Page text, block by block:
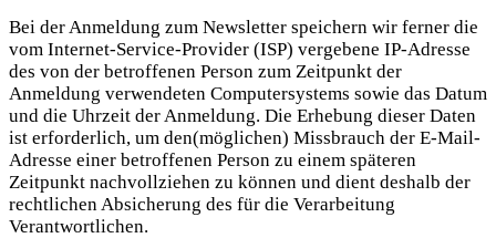
Bei der Anmeldung zum Newsletter speichern wir ferner die
vom Internet-Service-Provider (ISP) vergebene IP-Adresse
des von der betroffenen Person zum Zeitpunkt der
Anmeldung verwendeten Computersystems sowie das Datum
und die Uhrzeit der Anmeldung. Die Erhebung dieser Daten
ist erforderlich, um den(möglichen) Missbrauch der E-Mail-
Adresse einer betroffenen Person zu einem späteren
Zeitpunkt nachvollziehen zu können und dient deshalb der
rechtlichen Absicherung des für die Verarbeitung
Verantwortlichen.